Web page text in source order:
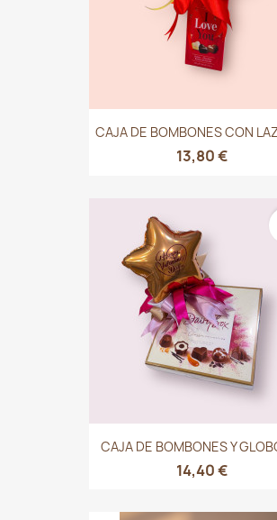
CAJA DE BOMBONES CON
13,80 €
CAJA DE BOMBONES Y
14,40 €